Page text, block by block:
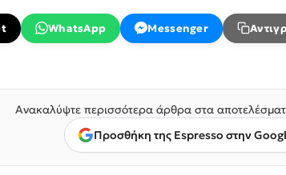
WhatsApp Messenger
Ανακαλύψτε περισσότερα άρθρα στα
Προσθήκη της Espresso στην